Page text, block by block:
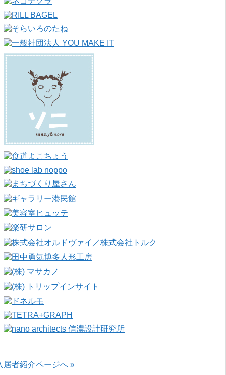
居者紹介ページへ »